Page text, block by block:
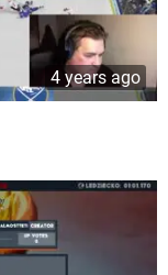
4 years ago